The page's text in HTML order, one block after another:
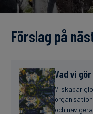
Förslag på
Vad vi gör
Vi skapar
och